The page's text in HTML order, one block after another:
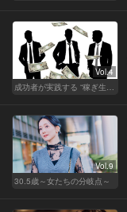
Vol.4
成功者が実践する “稼ぎ生活”
Vol.9
30.5歳～女たちの分岐点～